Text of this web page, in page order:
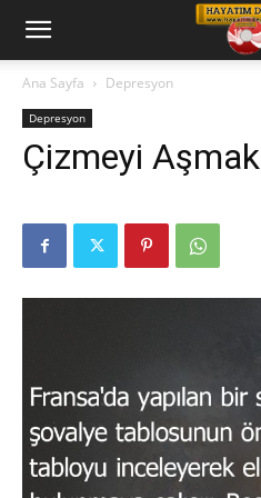
Hayatım
Değişti
Telkin
Ana Sayfa Depresyon
Depresyon
Çizmeyi Aşmak